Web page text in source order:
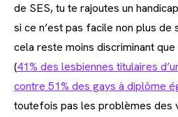
de SES, tu te rajoutes un
si ce n’est pas facile non plus de
cela reste moins discriminant
(41% des lesbiennes titulaires
contre 51% des gays à diplôme
toutefois pas les problèmes des